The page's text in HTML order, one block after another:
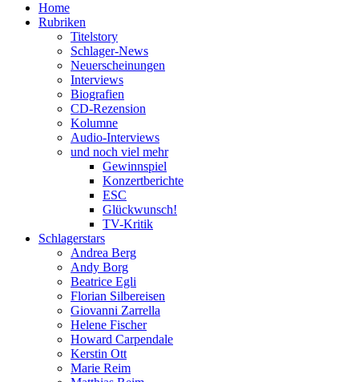
Home
Rubriken
Titelstory
Schlager-News
Neuerscheinungen
Interviews
Biografien
CD-Rezension
Kolumne
Audio-Interviews
und noch viel mehr
Gewinnspiel
Konzertberichte
ESC
Glückwunsch!
TV-Kritik
Schlagerstars
Andrea Berg
Andy Borg
Beatrice Egli
Florian Silbereisen
Giovanni Zarrella
Helene Fischer
Howard Carpendale
Kerstin Ott
Marie Reim